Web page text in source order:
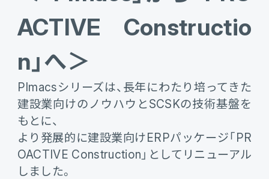
CO₂排出量算定
人事・給与
人事
給与
個人番号管理
電機・機械 PROACTIVE Electrical Machinery
建設 PROACTIVE Construction
経営課題別オファリング
ACTIVE Constructio
n」へ＞
PImacsシリーズは、長年にわたり培ってきた
建設業向けのノウハウとSCSKの技術基盤を
もとに、
より発展的に建設業向けERPパッケージ「PR
OACTIVE Construction」としてリニューアル
しました。